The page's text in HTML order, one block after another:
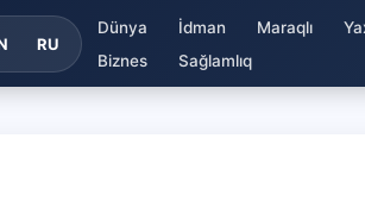
RU
Dünya İdman Maraqlı
Biznes
Sağlamlıq